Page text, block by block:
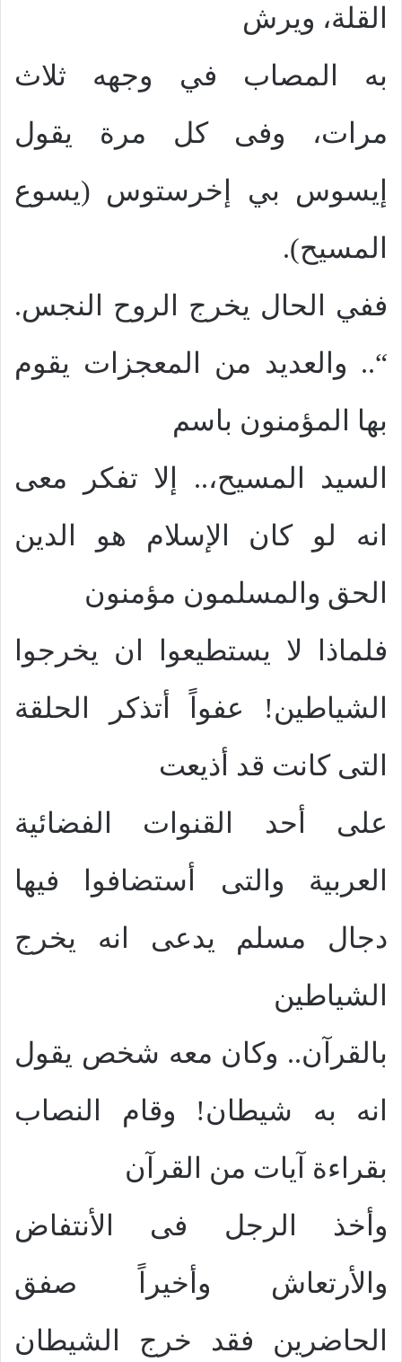
القلة، ويرش
به المصاب في وجهه ثلاث
مرات، وفى كل مرة يقول
إيسوس بي إخرستوس (يسوع
المسيح).
ففي الحال يخرج الروح النجس.
“.. والعديد من المعجزات يقوم
بها المؤمنون باسم
السيد المسيح،.. إلا تفكر معى
انه لو كان الإسلام هو الدين
الحق والمسلمون مؤمنون
فلماذا لا يستطيعوا ان يخرجوا
الشياطين! عفواً أتذكر الحلقة
التى كانت قد أذيعت
على أحد القنوات الفضائية
العربية والتى أستضافوا فيها
دجال مسلم يدعى انه يخرج
الشياطين
بالقرآن.. وكان معه شخص يقول
انه به شيطان! وقام النصاب
بقراءة آيات من القرآن
وأخذ الرجل فى الأنتفاض
والأرتعاش وأخيراً صفق
الحاضرين فقد خرج الشيطان